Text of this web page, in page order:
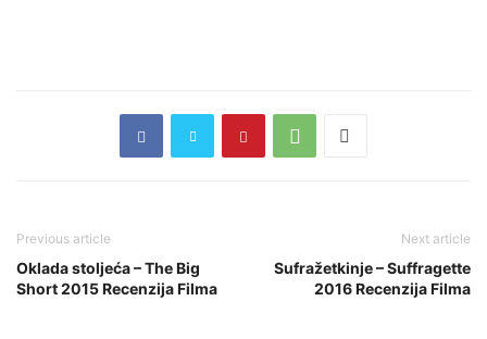
Previous article
Oklada stoljeća – The Big
Short 2015 Recenzija Filma
Next article
Sufražetkinje – Suffragette
2016 Recenzija Filma